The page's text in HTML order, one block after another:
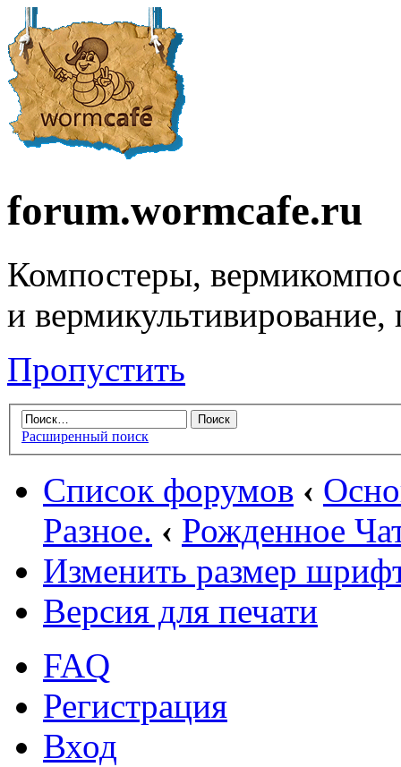
forum.wormcafe.ru
Компостеры,
и
Пропустить
Расширенный поиск
Список форумов ‹
Разное. ‹ Рожденное
Изменить размер
Версия для печати
FAQ
Регистрация
Вход